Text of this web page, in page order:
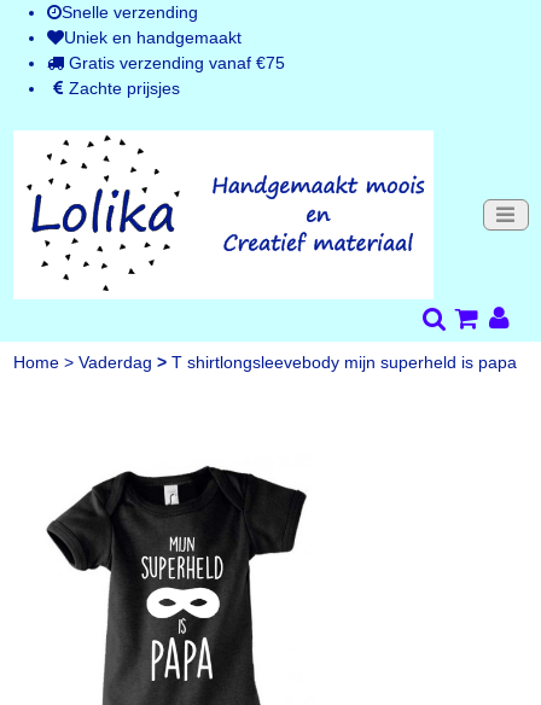
Snelle verzending
Uniek en handgemaakt
Gratis verzending vanaf €75
Zachte prijsjes
Home > Vaderdag > T shirtlongsleevebody mijn superheld is papa